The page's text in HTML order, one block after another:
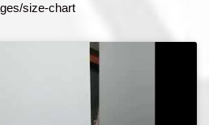
size-chart